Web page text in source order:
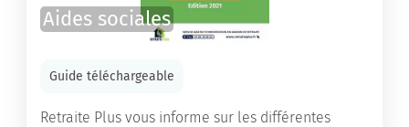
Aides sociales
Guide téléchargeable
Retraite Plus vous informe sur les différentes